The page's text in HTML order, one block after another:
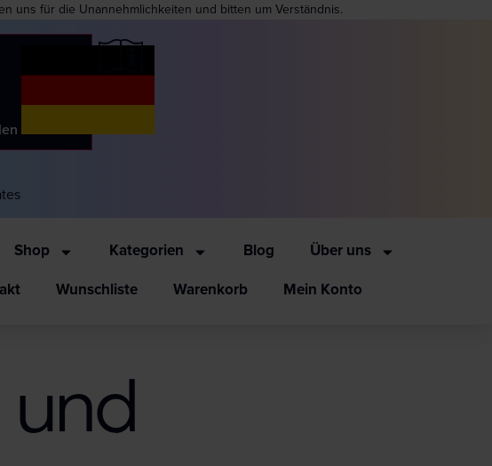
uns für die Unannehmlichkeiten und bitten um Verständnis.
Shop Kategorien Blog Über uns
Wunschliste Warenkorb Mein Konto